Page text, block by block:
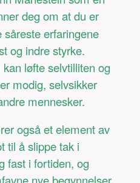
deg om at du er
erfaringene
og indre styrke.
løfte selvtilliten og
modig, selvsikker
mennesker.
også et element av
til å slippe tak i
fast i fortiden, og
nye begynnelser